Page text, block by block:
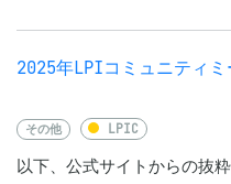
2025年LPIコミュニティ
その他 LPIC
以下、公式サイトからの